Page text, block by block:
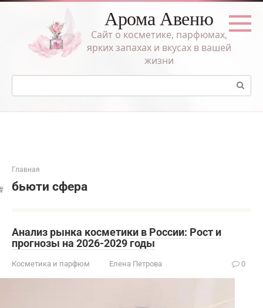
Перейти
Арома Авеню
Сайт о косметике, парфюмах,
ярких запахах и вкусах в вашей
жизни
Поиск:
Главная
бьюти сфера
Анализ рынка косметики в России: Рост и
прогнозы на 2026-2029 годы
Косметика и парфюм Елена Петрова 0